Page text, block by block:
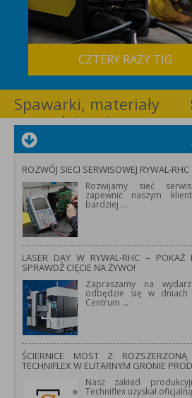
CZTERY RAZY TIG
Spawarki, materiały
spawalnicze i
wyposażenie dla
spawalnictwa –
RYWAL-RHC
ROZWÓJ SIECI SERWISOWEJ RYWAL-RHC
Rozwijamy sieć
zapewnić naszym
bardziej ...
LASER DAY W RYWAL-RHC – POKAŻ
SPRAWDŹ CIĘCIE NA ŻYWO!
Zapraszamy na
odbędzie się w
Centrum ...
ŚCIERNICE MOST Z
TECHNIFLEX W ELITARNYM GRONIE
Nasz zakład
Techniflex uzyskał